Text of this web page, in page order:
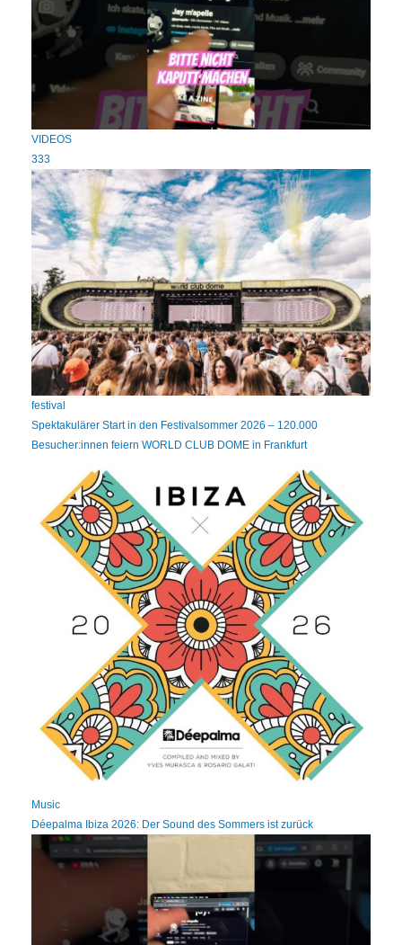
VIDEOS
333
festival
Spektakulärer Start in den Festivalsommer 2026 – 120.000
Besucher:innen feiern WORLD CLUB DOME in Frankfurt
Music
Déepalma Ibiza 2026: Der Sound des Sommers ist zurück